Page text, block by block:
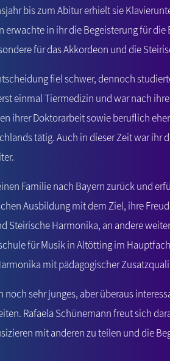
bis zum Abitur erhielt sie
erwachte in ihr die Begeisterung für
für das Akkordeon und die
fiel schwer, dennoch
einmal Tiermedizin und war nach
ihrer Doktorarbeit sowie beruflich
tätig. Auch in dieser Zeit war ihr
Familie nach Bayern zurück und
Ausbildung mit dem Ziel, ihre
Steirische Harmonika, an andere
für Musik in Altötting im
mit pädagogischer
noch sehr junges, aber überaus
Rafaela Schünemann freut sich
mit anderen zu teilen und die